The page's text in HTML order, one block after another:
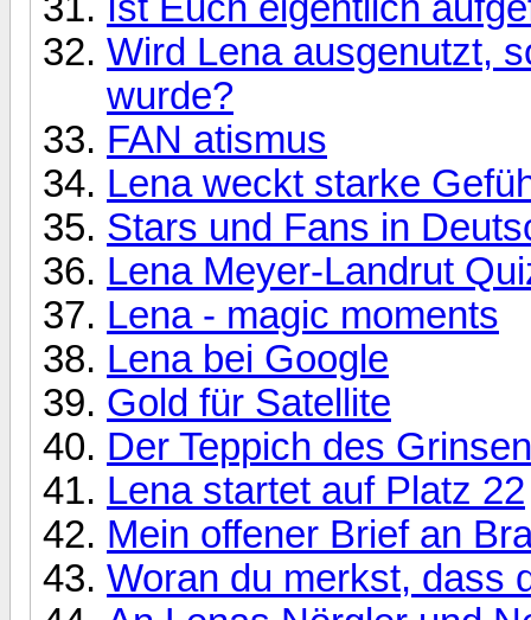
Wird Lena ausgenutzt,
wurde?
FAN atismus
Lena weckt starke
Stars und Fans in
Lena Meyer-Landrut
Lena - magic moments
Lena bei Google
Gold für Satellite
Der Teppich des
Lena startet auf Platz 22
Mein offener Brief an
Woran du merkst, dass